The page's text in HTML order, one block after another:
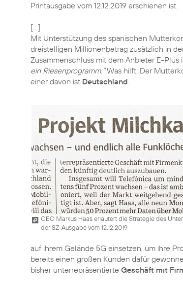
Printausgabe vom 12.12.2019 erschienen ist.
[...]
Mit Unterstützung des spanischen
dreistelligen Millionenbetrag zusätzlich in
Zusammenschluss mit dem Anbieter E-
ein Riesenprogramm."Was hilft: Der
einer davon ist Deutschland.
CEO Markus Haas erläutert die Strategie des
der SZ-Ausgabe vom 12.12.2019
auf ihrem Gelände 5G einsetzen, um ihre
bereits einen großen Kunden dafür
bisher unterrepräsentierte Geschäft mit